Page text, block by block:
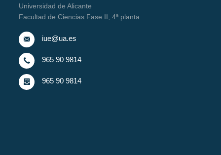
Universidad de Alicante
Facultad de Ciencias Fase II, 4ª planta
iue@ua.es
965 90 9814
965 90 9814